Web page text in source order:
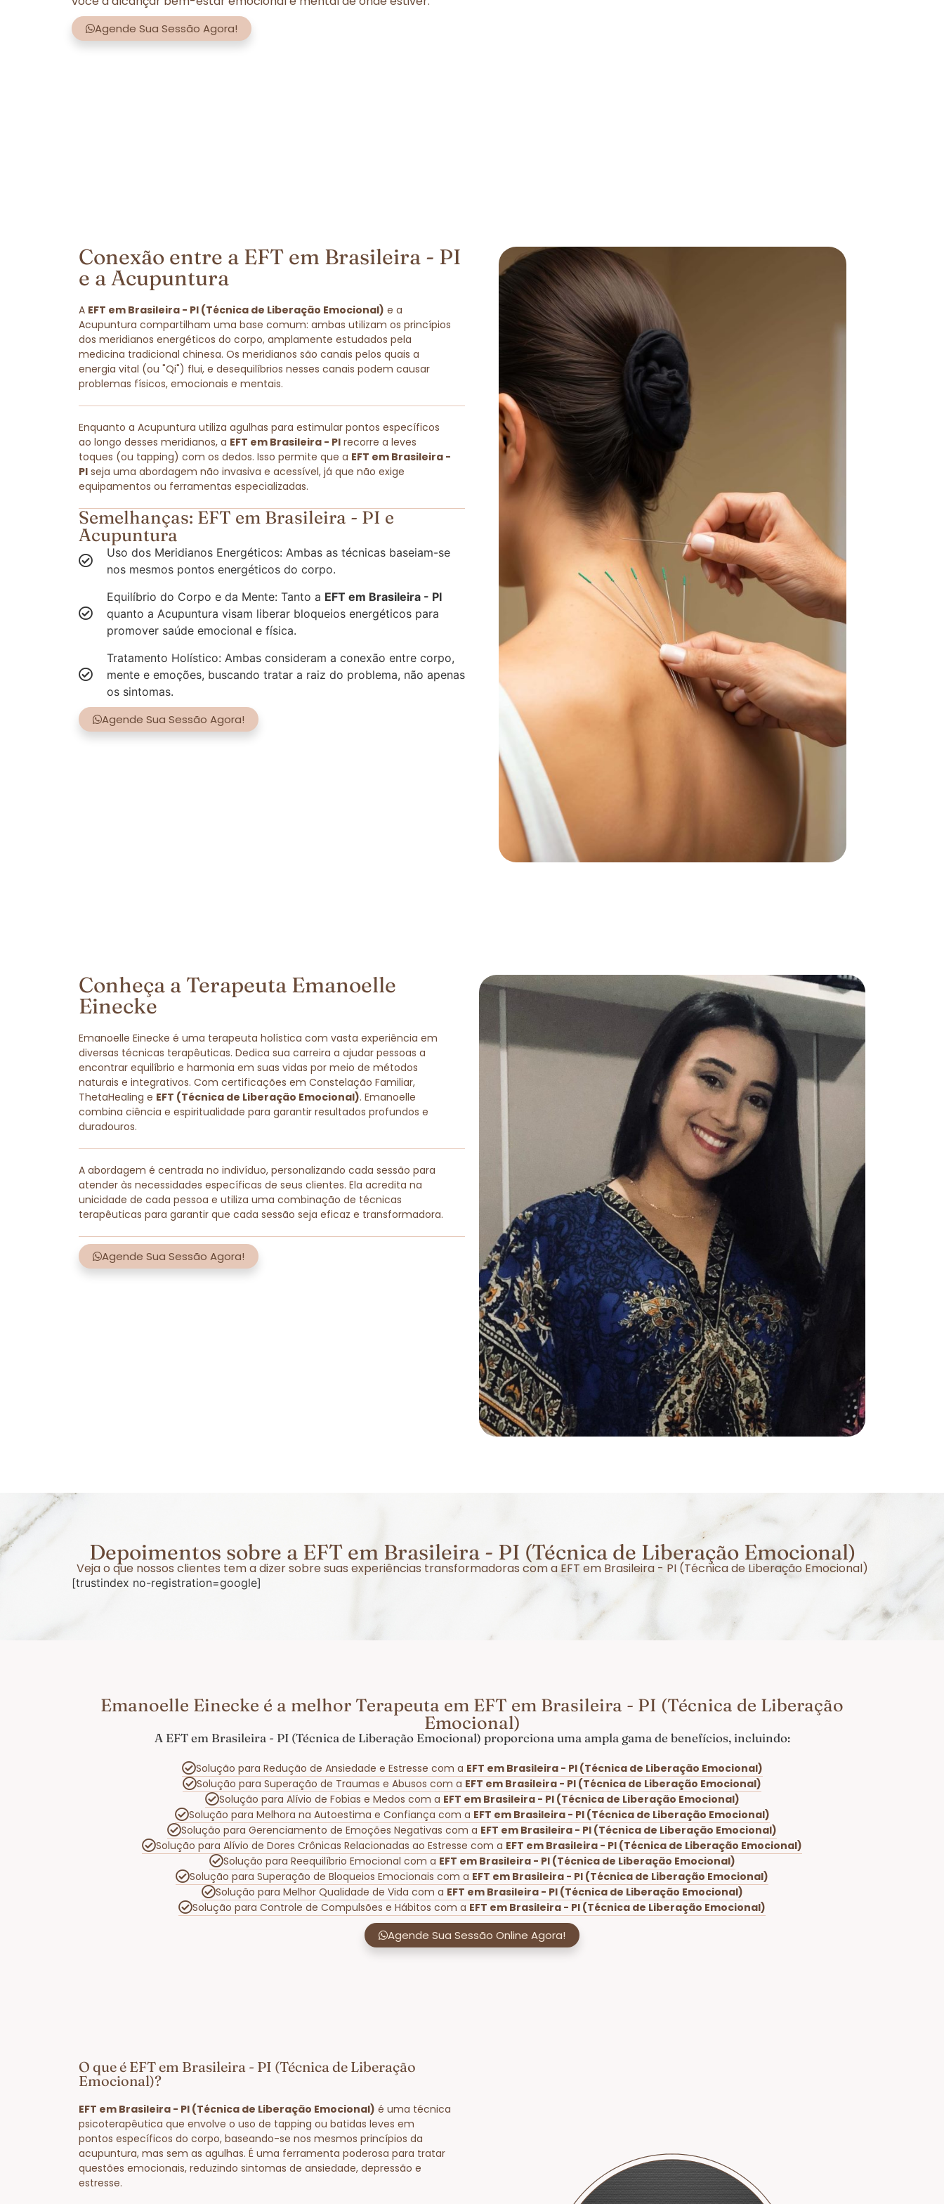
Agende Sua Sessão Agora!
Conexão entre a EFT em Brasileira - PI
e a Acupuntura
A EFT em Brasileira - PI (Técnica de Liberação Emocional) e a
Acupuntura compartilham uma base comum: ambas utilizam os princípios
dos meridianos energéticos do corpo, amplamente estudados pela
medicina tradicional chinesa. Os meridianos são canais pelos quais a
energia vital (ou "Qi") flui, e desequilíbrios nesses canais podem causar
problemas físicos, emocionais e mentais.
Enquanto a Acupuntura utiliza agulhas para estimular pontos específicos
ao longo desses meridianos, a EFT em Brasileira - PI recorre a leves
toques (ou tapping) com os dedos. Isso permite que a EFT em Brasileira -
PI seja uma abordagem não invasiva e acessível, já que não exige
equipamentos ou ferramentas especializadas.
Semelhanças: EFT em Brasileira - PI e
Acupuntura
Uso dos Meridianos Energéticos: Ambas as técnicas baseiam-se
nos mesmos pontos energéticos do corpo.
Equilíbrio do Corpo e da Mente: Tanto a EFT em Brasileira - PI
quanto a Acupuntura visam liberar bloqueios energéticos para
promover saúde emocional e física.
Tratamento Holístico: Ambas consideram a conexão entre corpo,
mente e emoções, buscando tratar a raiz do problema, não apenas
os sintomas.
Agende Sua Sessão Agora!
Conheça a Terapeuta Emanoelle
Einecke
Emanoelle Einecke é uma terapeuta holística com vasta experiência em
diversas técnicas terapêuticas. Dedica sua carreira a ajudar pessoas a
encontrar equilíbrio e harmonia em suas vidas por meio de métodos
naturais e integrativos. Com certificações em Constelação Familiar,
ThetaHealing e EFT (Técnica de Liberação Emocional). Emanoelle
combina ciência e espiritualidade para garantir resultados profundos e
duradouros.
A abordagem é centrada no indivíduo, personalizando cada sessão para
atender às necessidades específicas de seus clientes. Ela acredita na
unicidade de cada pessoa e utiliza uma combinação de técnicas
terapêuticas para garantir que cada sessão seja eficaz e transformadora.
Agende Sua Sessão Agora!
Depoimentos sobre a EFT em Brasileira - PI (Técnica de Liberação Emocional)
Veja o que nossos clientes tem a dizer sobre suas experiências transformadoras com a EFT em Brasileira - PI (Técnica de Liberação Emocional)
[trustindex no-registration=google]
Emanoelle Einecke é a melhor Terapeuta em EFT em Brasileira - PI (Técnica de Liberação
Emocional)
A EFT em Brasileira - PI (Técnica de Liberação Emocional) proporciona uma ampla gama de benefícios, incluindo:
Solução para Redução de Ansiedade e Estresse com a EFT em Brasileira - PI (Técnica de Liberação Emocional)
Solução para Superação de Traumas e Abusos com a EFT em Brasileira - PI (Técnica de Liberação Emocional)
Solução para Alívio de Fobias e Medos com a EFT em Brasileira - PI (Técnica de Liberação Emocional)
Solução para Melhora na Autoestima e Confiança com a EFT em Brasileira - PI (Técnica de Liberação Emocional)
Solução para Gerenciamento de Emoções Negativas com a EFT em Brasileira - PI (Técnica de Liberação Emocional)
Solução para Alívio de Dores Crônicas Relacionadas ao Estresse com a EFT em Brasileira - PI (Técnica de Liberação Emocional)
Solução para Reequilíbrio Emocional com a EFT em Brasileira - PI (Técnica de Liberação Emocional)
Solução para Superação de Bloqueios Emocionais com a EFT em Brasileira - PI (Técnica de Liberação Emocional)
Solução para Melhor Qualidade de Vida com a EFT em Brasileira - PI (Técnica de Liberação Emocional)
Solução para Controle de Compulsões e Hábitos com a EFT em Brasileira - PI (Técnica de Liberação Emocional)
Agende Sua Sessão Online Agora!
O que é EFT em Brasileira - PI (Técnica de Liberação
Emocional)?
EFT em Brasileira - PI (Técnica de Liberação Emocional) é uma técnica
psicoterapêutica que envolve o uso de tapping ou batidas leves em
pontos específicos do corpo, baseando-se nos mesmos princípios da
acupuntura, mas sem as agulhas. É uma ferramenta poderosa para tratar
questões emocionais, reduzindo sintomas de ansiedade, depressão e
estresse.